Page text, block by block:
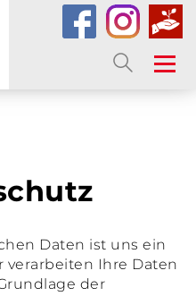
Daten ist uns ein
verarbeiten Ihre Daten
der